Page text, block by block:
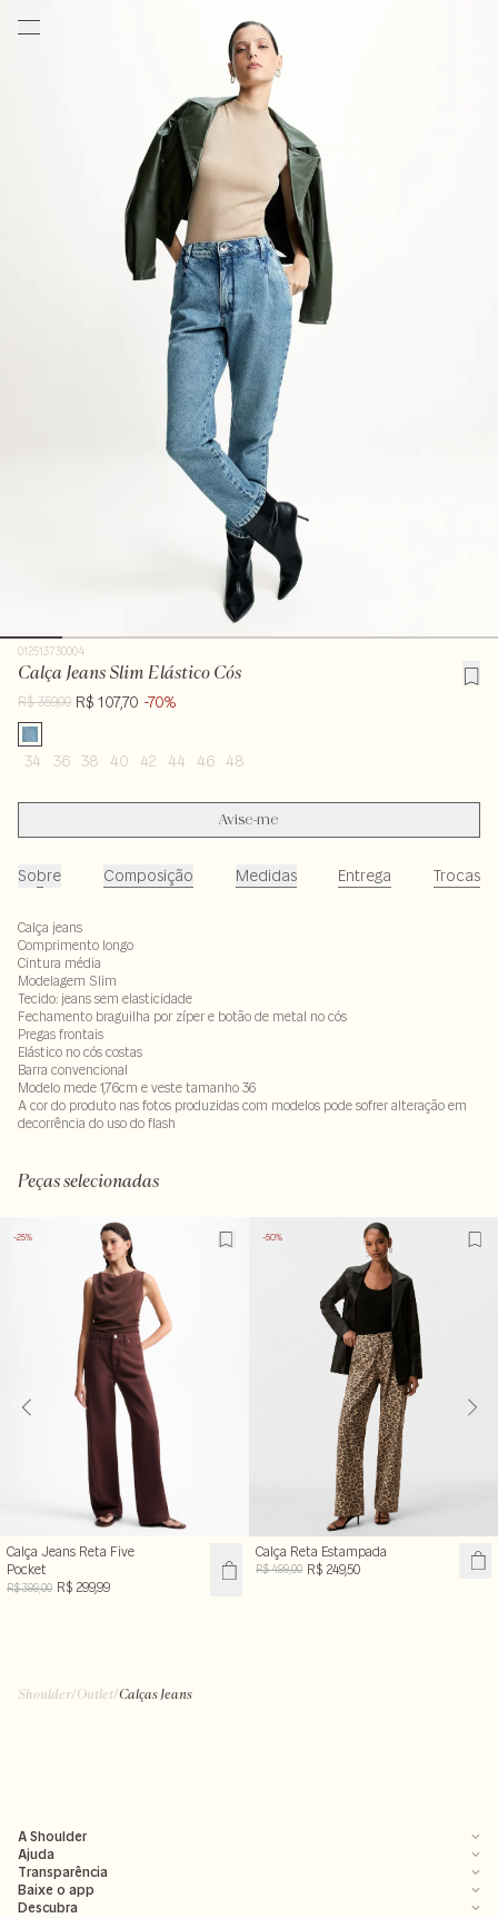
012513730004
Calça Jeans Slim Elástico Cós
R$ 359,00 R$ 107,70 -70%
34 36 38 40 42 44 46 48
Avise-me
Sobre Composição Medidas Entrega Trocas
Calça jeans
Comprimento longo
Cintura média
Modelagem Slim
Tecido: jeans sem elasticidade
Fechamento braguilha por zíper e botão de metal no cós
Pregas frontais
Elástico no cós costas
Barra convencional
Modelo mede 1,76cm e veste tamanho 36
A cor do produto nas fotos produzidas com modelos pode sofrer alteração em
decorrência do uso do flash
Peças selecionadas
-25%
Calça Jeans Reta Five
Pocket
R$ 399,00 R$ 299,99
-50%
Calça Reta Estampada
R$ 499,00 R$ 249,50
Shoulder/Outlet/Calças Jeans
A Shoulder
Ajuda
Transparência
Baixe o app
Descubra